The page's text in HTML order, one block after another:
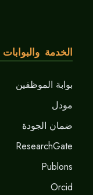
الخدمة والبوابات
بوابة الموظفين
مودل
ضمان الجودة
ResearchGate
Publons
Orcid